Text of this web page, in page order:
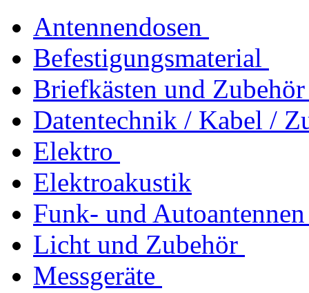
Antennendosen
Befestigungsmaterial
Briefkästen und Zubehör
Datentechnik / Kabel /
Elektro
Elektroakustik
Funk- und Autoantennen
Licht und Zubehör
Messgeräte